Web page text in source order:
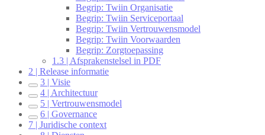
Begrip: Twiin Organisatie
Begrip: Twiin Serviceportaal
Begrip: Twiin Vertrouwensmodel
Begrip: Twiin Voorwaarden
Begrip: Zorgtoepassing
1.3 | Afsprakenstelsel in PDF
2 | Release informatie
3 | Visie
4 | Architectuur
5 | Vertrouwensmodel
6 | Governance
7 | Juridische context